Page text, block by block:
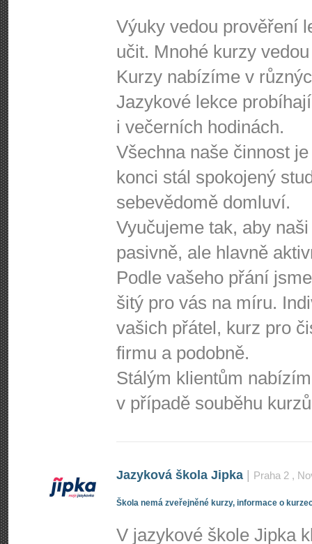
Výuky vedou prověření
učit. Mnohé kurzy
Kurzy nabízíme v
Jazykové lekce
i večerních hodinách.
Všechna naše činnost
konci stál spokojený
sebevědomě domluví.
Vyučujeme tak, aby
pasivně, ale hlavně
Podle vašeho přání
šitý pro vás na míru.
vašich přátel, kurz pro
firmu a podobně.
Stálým klientům
v případě souběhu
Jazyková škola Jipka Praha 2 ,
Škola nemá zveřejněné kurzy, informace o
V jazykové škole Jipka